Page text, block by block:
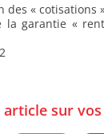
des « cotisations
la garantie «
sur